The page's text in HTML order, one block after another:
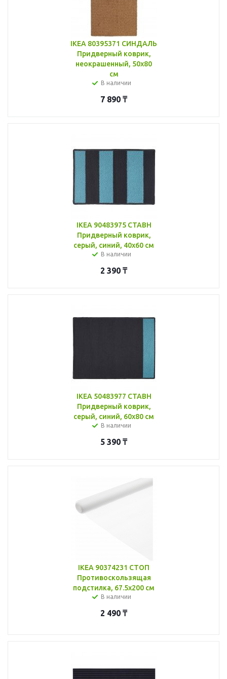
IKEA 80395371 СИНДАЛЬ
Придверный коврик,
неокрашенный, 50x80
см
В наличии
7 890 ₸
IKEA 90483975 СТАВН
Придверный коврик,
серый, синий, 40x60 см
В наличии
2 390 ₸
IKEA 50483977 СТАВН
Придверный коврик,
серый, синий, 60x80 см
В наличии
5 390 ₸
IKEA 90374231 СТОП
Противоскользящая
подстилка, 67.5x200 см
В наличии
2 490 ₸